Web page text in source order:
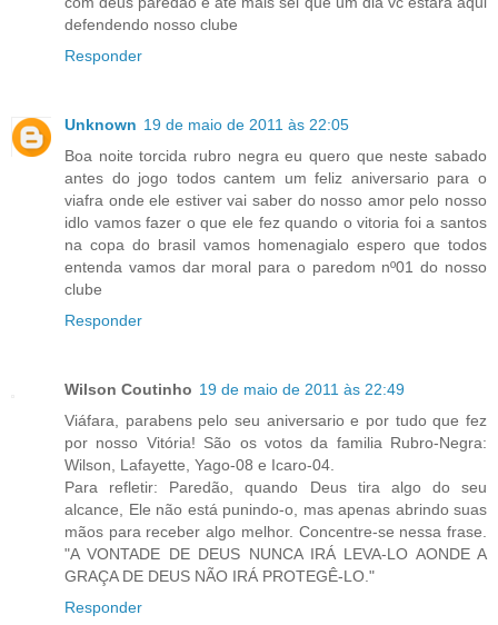
defendendo nosso clube
Responder
Unknown 19 de maio de 2011 às 22:05
Boa noite torcida rubro negra eu quero que neste sabado
antes do jogo todos cantem um feliz aniversario para o
viafra onde ele estiver vai saber do nosso amor pelo nosso
idlo vamos fazer o que ele fez quando o vitoria foi a santos
na copa do brasil vamos homenagialo espero que todos
entenda vamos dar moral para o paredom nº01 do nosso
clube
Responder
Wilson Coutinho 19 de maio de 2011 às 22:49
Viáfara, parabens pelo seu aniversario e por tudo que fez
por nosso Vitória! São os votos da familia Rubro-Negra:
Wilson, Lafayette, Yago-08 e Icaro-04.
Para refletir: Paredão, quando Deus tira algo do seu
alcance, Ele não está punindo-o, mas apenas abrindo suas
mãos para receber algo melhor. Concentre-se nessa frase.
"A VONTADE DE DEUS NUNCA IRÁ LEVA-LO AONDE A
GRAÇA DE DEUS NÃO IRÁ PROTEGÊ-LO."
Responder